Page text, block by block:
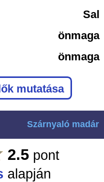
Sal
önmaga
önmaga
mutatása
Szárnyaló madár
2.5 pont
alapján